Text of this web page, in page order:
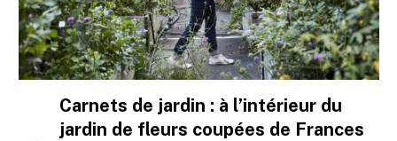
Carnets de jardin : à l’intérieur du
jardin de fleurs coupées de Frances